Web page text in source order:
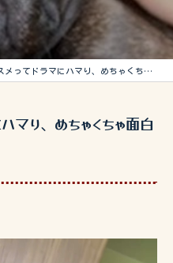
てドラマにハマり、めちゃくちゃ面白い(о´∀...
マり、めちゃくちゃ面白